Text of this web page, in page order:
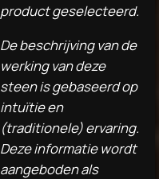
product geselecteerd.
De beschrijving van de
werking van deze
steen is gebaseerd op
intuïtie en
(traditionele) ervaring.
Deze informatie wordt
aangeboden als